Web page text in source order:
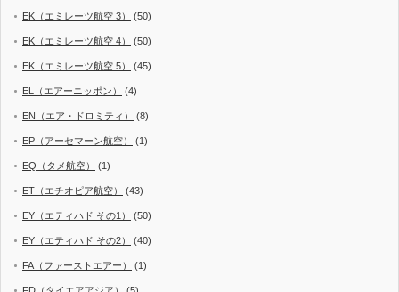
EK（エミレーツ航空 3） (50)
EK（エミレーツ航空 4） (50)
EK（エミレーツ航空 5） (45)
EL（エアーニッポン） (4)
EN（エア・ドロミティ） (8)
EP（アーセマーン航空） (1)
EQ（タメ航空） (1)
ET（エチオピア航空） (43)
EY（エティハド その1） (50)
EY（エティハド その2） (40)
FA（ファーストエアー） (1)